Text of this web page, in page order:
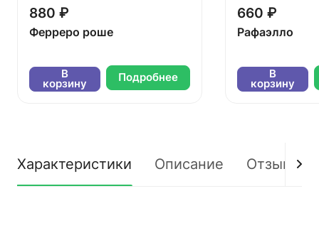
880 ₽
Ферреро роше
В
корзину Подробнее
660 ₽
Рафаэлло
В
корзину
Характеристики Описание Отзывы